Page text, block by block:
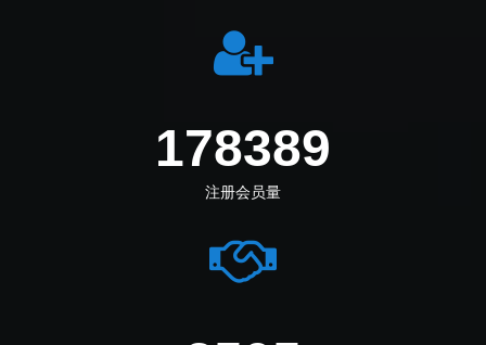
212694
注册会员量